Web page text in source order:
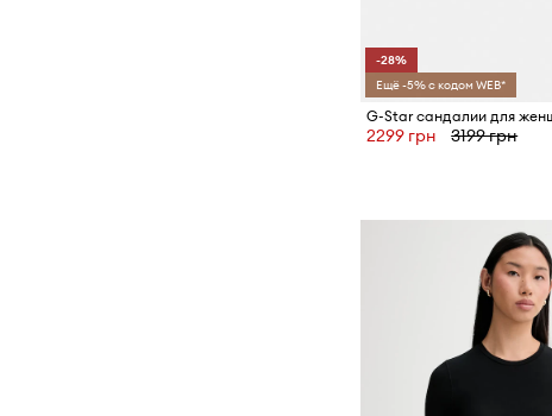
-28%
Ещё -5% с кодом WEB*
2299 грн 3199 грн